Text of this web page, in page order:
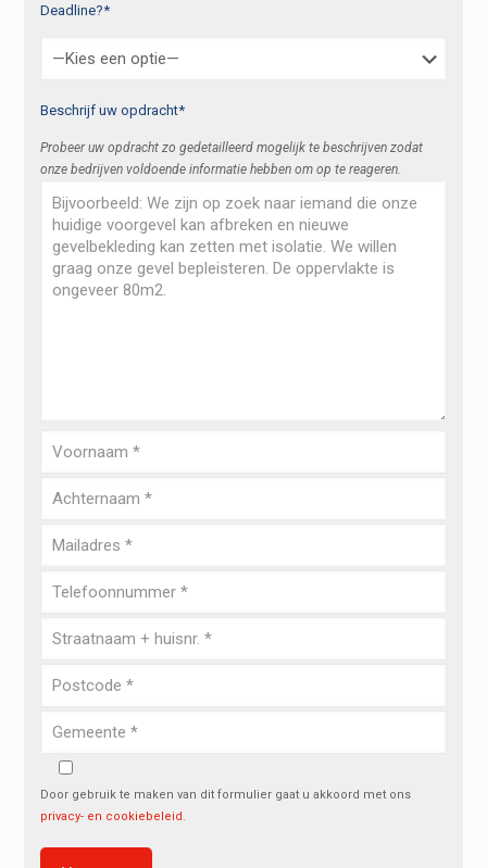
Deadline?*
Beschrijf uw opdracht*
Probeer uw opdracht zo gedetailleerd mogelijk te beschrijven zodat
onze bedrijven voldoende informatie hebben om op te reageren.
Door gebruik te maken van dit formulier gaat u akkoord met ons
privacy- en cookiebeleid .